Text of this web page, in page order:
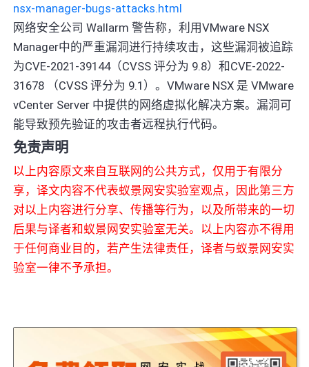
nsx-manager-bugs-attacks.html
网络安全公司 Wallarm 警告称，利用VMware NSX
Manager中的严重漏洞进行持续攻击，这些漏洞被追踪
为CVE-2021-39144（CVSS 评分为 9.8）和CVE-2022-
31678 （CVSS 评分为 9.1）。VMware NSX 是 VMware
vCenter Server 中提供的网络虚拟化解决方案。漏洞可
能导致预先验证的攻击者远程执行代码。
免责声明
以上内容原文来自互联网的公共方式，仅用于有限分
享，译文内容不代表蚁景网安实验室观点，因此第三方
对以上内容进行分享、传播等行为，以及所带来的一切
后果与译者和蚁景网安实验室无关。以上内容亦不得用
于任何商业目的，若产生法律责任，译者与蚁景网安实
验室一律不予承担。